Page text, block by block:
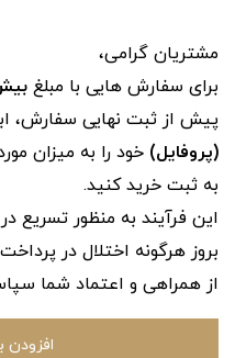
مشتریان گرامی،
برای سفارش‌ هایی با مبلغ بیش از ۴۰۰
پیش از ثبت نهایی سفارش،
(پروفایل) خود را به میزان
به ثبت خرید کنید.
این فرآیند به‌ منظور تسریع
بروز هرگونه اختلال در
از همراهی و اعتماد شما
افزودن